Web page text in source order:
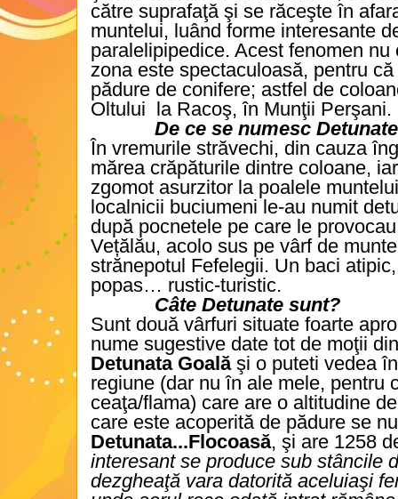
către suprafaţă şi se răceşte în
muntelui, luând forme interesante
paralelipipedice. Acest fenomen
zona este spectaculoasă, pentru
pădure de conifere; astfel de
Oltului la Racoş, în Munţii Perşani.
De ce se numesc
În vremurile străvechi, din cauza
mărea crăpăturile dintre coloane,
zgomot asurzitor la poalele
localnicii buciumeni le-au numit
după pocnetele pe care le
Vețălău, acolo sus pe vârf de
strănepotul Fefelegii. Un baci
popas… rustic-turistic.
Câte Detunate sunt?
Sunt două vârfuri situate foarte
nume sugestive date tot de moţii
Detunata Goală şi o puteti vedea în
regiune (dar nu în ale mele, pentru
ceaţa/flama) care are o altitudine
care este acoperită de pădure se
Detunata...Flocoasă, şi are 1258
interesant se produce sub stâncile
dezgheaţă vara datorită aceluiaşi